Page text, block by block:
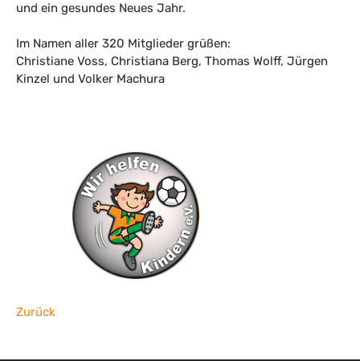
und ein gesundes Neues Jahr.
Im Namen aller 320 Mitglieder grüßen:
Christiane Voss, Christiana Berg, Thomas Wolff, Jürgen
Kinzel und Volker Machura
Zurück